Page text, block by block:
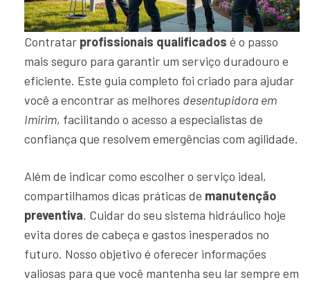
Contratar profissionais qualificados é o passo
mais seguro para garantir um serviço duradouro e
eficiente. Este guia completo foi criado para ajudar
você a encontrar as melhores desentupidora em
Imirim, facilitando o acesso a especialistas de
confiança que resolvem emergências com agilidade.
Além de indicar como escolher o serviço ideal,
compartilhamos dicas práticas de manutenção
preventiva. Cuidar do seu sistema hidráulico hoje
evita dores de cabeça e gastos inesperados no
futuro. Nosso objetivo é oferecer informações
valiosas para que você mantenha seu lar sempre em